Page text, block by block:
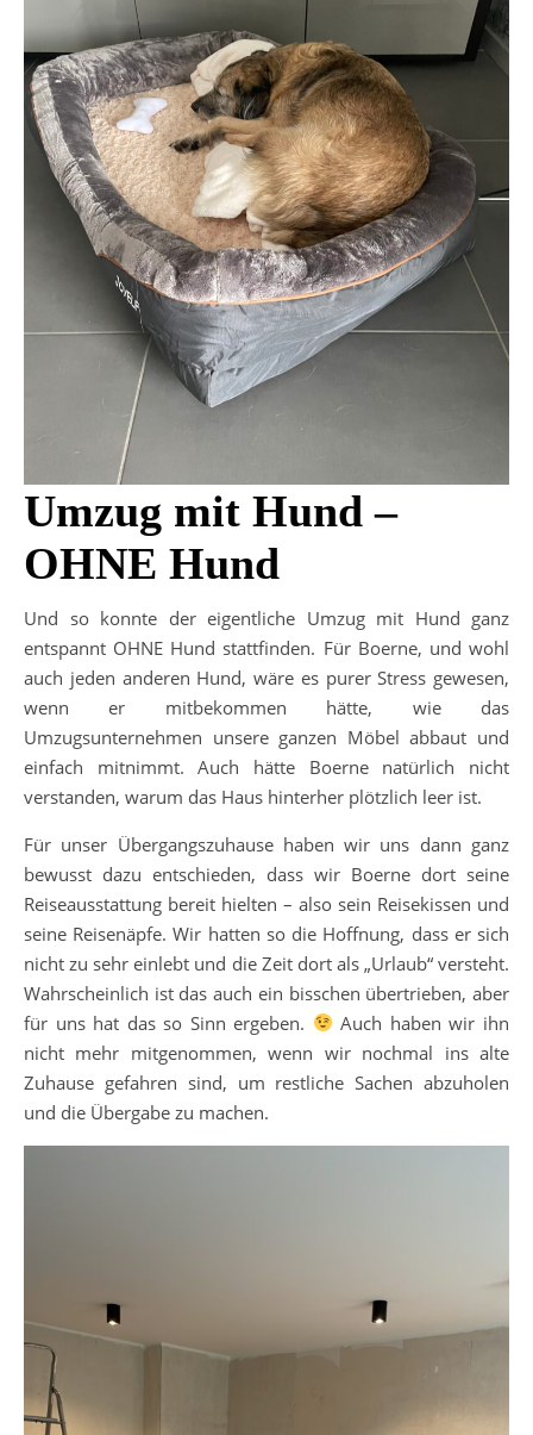
Umzug mit Hund –
OHNE Hund
Und so konnte der eigentliche Umzug mit Hund ganz
entspannt OHNE Hund stattfinden. Für Boerne, und wohl
auch jeden anderen Hund, wäre es purer Stress gewesen,
wenn er mitbekommen hätte, wie das
Umzugsunternehmen unsere ganzen Möbel abbaut und
einfach mitnimmt. Auch hätte Boerne natürlich nicht
verstanden, warum das Haus hinterher plötzlich leer ist.
Für unser Übergangszuhause haben wir uns dann ganz
bewusst dazu entschieden, dass wir Boerne dort seine
Reiseausstattung bereit hielten – also sein Reisekissen und
seine Reisenäpfe. Wir hatten so die Hoffnung, dass er sich
nicht zu sehr einlebt und die Zeit dort als „Urlaub“ versteht.
Wahrscheinlich ist das auch ein bisschen übertrieben, aber
für uns hat das so Sinn ergeben.
Auch haben wir ihn
nicht mehr mitgenommen, wenn wir nochmal ins alte
Zuhause gefahren sind, um restliche Sachen abzuholen
und die Übergabe zu machen.